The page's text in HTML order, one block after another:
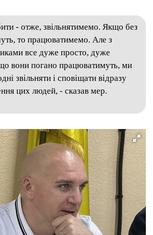
- отже, звільнятимемо. Якщо без
то працюватимемо. Але з
все дуже просто, дуже
вони погано працюватимуть, ми
звільняти і сповіщати відразу
цих людей, - сказав мер.